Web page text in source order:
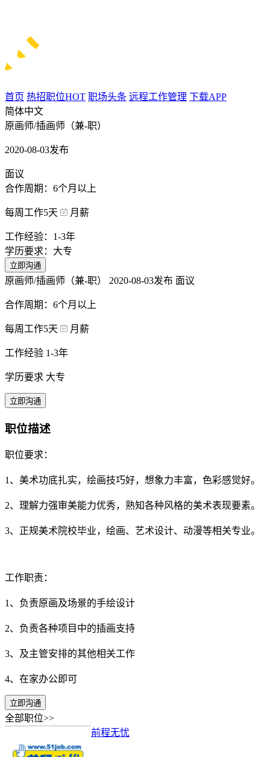
首页 热招职位HOT 职场头条 远程工作管理 下载APP
简体中文
原画师/插画师（兼-职）
2020-08-03发布
面议
合作周期：6个月以上
每周工作5天 月薪
工作经验：1-3年
学历要求：大专
立即沟通
原画师/插画师（兼-职） 2020-08-03发布 面议
合作周期：6个月以上
每周工作5天 月薪
工作经验 1-3年
学历要求 大专
立即沟通
职位描述
职位要求：
1、美术功底扎实，绘画技巧好，想象力丰富，色彩感觉好。
2、理解力强审美能力优秀，熟知各种风格的美术表现要素。
3、正规美术院校毕业，绘画、艺术设计、动漫等相关专业。
工作职责：
1、负责原画及场景的手绘设计
2、负责各种项目中的插画支持
3、及主管安排的其他相关工作
4、在家办公即可
立即沟通
全部职位>>
前程无忧